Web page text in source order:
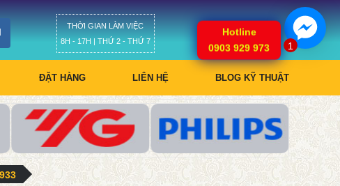
THỜI GIAN LÀM VIỆC
8H - 17H | THỨ 2 - THỨ 7
Giỏ hàng
ĐẶT HÀNG LIÊN HỆ BLOG KỸ THUẬT
1
Hotline
0903 929 973